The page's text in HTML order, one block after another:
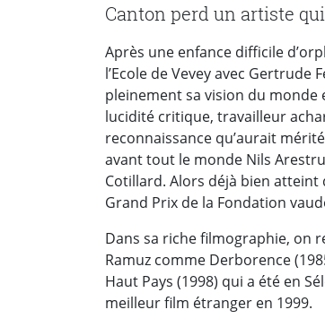
Canton perd un artiste
Après une enfance difficile
l’Ecole de Vevey avec Gertrude
pleinement sa vision du monde
lucidité critique, travailleur
reconnaissance qu’aurait
avant tout le monde Nils
Cotillard. Alors déjà bien atteint
Grand Prix de la Fondation
Dans sa riche filmographie, on
Ramuz comme Derborence
Haut Pays (1998) qui a été en
meilleur film étranger en 1999.